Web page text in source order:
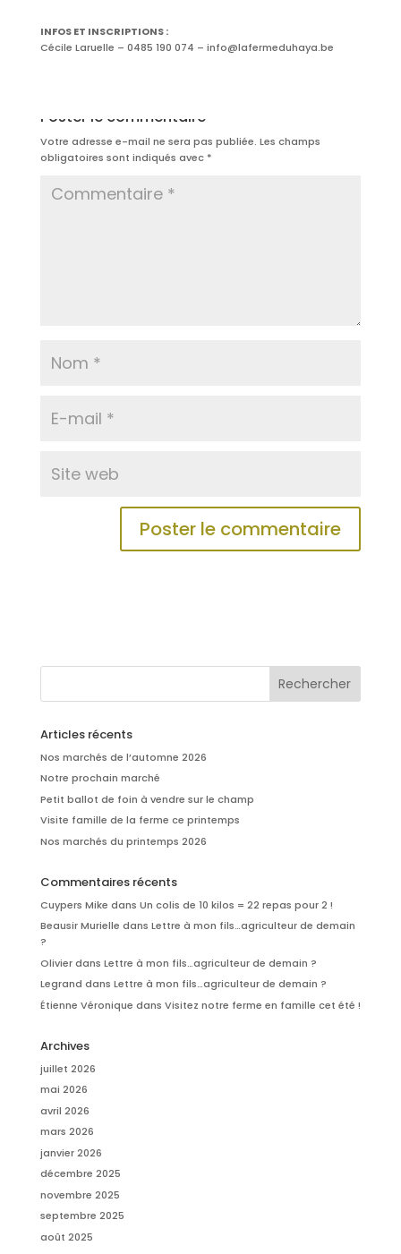
INFOS ET INSCRIPTIONS :
Cécile Laruelle – 0485 190 074 – info@lafermeduhaya.be
Poster le commentaire
Votre adresse e-mail ne sera pas publiée. Les champs
obligatoires sont indiqués avec *
Articles récents
Nos marchés de l’automne 2026
Notre prochain marché
Petit ballot de foin à vendre sur le champ
Visite famille de la ferme ce printemps
Nos marchés du printemps 2026
Commentaires récents
Cuypers Mike dans Un colis de 10 kilos = 22 repas pour 2 !
Beausir Murielle dans Lettre à mon fils…agriculteur de demain
?
Olivierdans Lettre à mon fils…agriculteur de demain ?
Legrand dans Lettre à mon fils…agriculteur de demain ?
Étienne Véronique dans Visitez notre ferme en famille cet été !
Archives
juillet 2026
mai 2026
avril 2026
mars 2026
janvier 2026
décembre 2025
novembre 2025
septembre 2025
août 2025